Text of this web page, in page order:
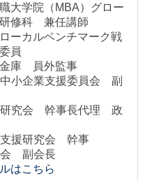
大学院（MBA）グロー
修科 兼任講師
ーカルベンチマーク戦
員
庫 員外監事
小企業支援委員会 副
研究会 幹事長代理 政
援研究会 幹事
会 副会長
はこちら